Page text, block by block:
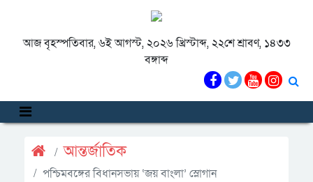
আজ বৃহস্পতিবার, ৬ই আগস্ট, ২০২৬ খ্রিস্টাব্দ, ২২শে শ্রাবণ, ১৪৩৩
বঙ্গাব্দ
আন্তর্জাতিক
পশ্চিমবঙ্গের বিধানসভায় ‘জয় বাংলা’ স্লোগান